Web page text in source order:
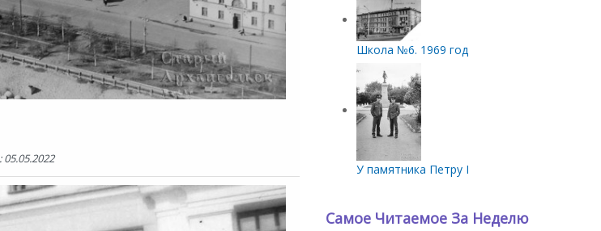
Школа №6. 1969 год
У памятника Петру I
Самое Читаемое За Неделю